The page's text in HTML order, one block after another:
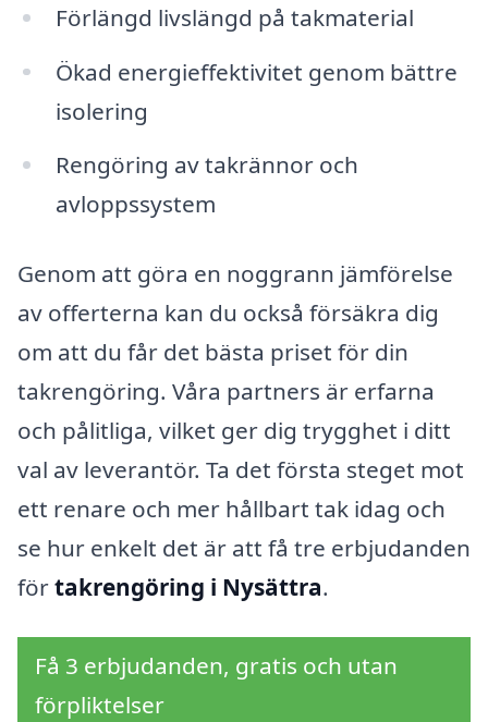
Förlängd livslängd på takmaterial
Ökad energieffektivitet genom bättre
isolering
Rengöring av takrännor och
avloppssystem
Genom att göra en noggrann jämförelse
av offerterna kan du också försäkra dig
om att du får det bästa priset för din
takrengöring. Våra partners är erfarna
och pålitliga, vilket ger dig trygghet i ditt
val av leverantör. Ta det första steget mot
ett renare och mer hållbart tak idag och
se hur enkelt det är att få tre erbjudanden
förtakrengöring i Nysättra.
Få 3 erbjudanden, gratis och utan
förpliktelser